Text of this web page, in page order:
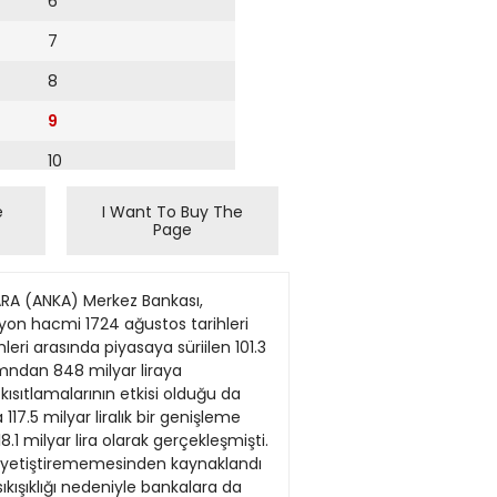
7
8
9
10
I Want To Buy The
Page
rapor, Başbakanlığa verildi. nş limanı" niteliği kazanan Hooluşturulması kararlaştınlmıştı. pa limanının da projeye dahil ANKARA (ANKA) Başbakanlıkta işçi şirketlerini kur Ancak üst düzeyde bir yetkili, edihnesini isterken, Dünya Ban"300 işçi çalıştaran bir işçi şir kası bu isteğe karşı çıkıyor. Betarma projesinden vazgeçilerek, bu proje için aynlacak finans ketine 1 mUyar liralık devlet des lirtilen beş liman için görüşmetegi sağlamaktansa, bu 1 milyar manın küçük sanayi sitelerinin lerin sürdürülmesini isteyen yaygınlaştınlmasına harcanma lirayı küçük sanayi sitelerinin Dünya Bankası 105 milyon dosını öngören bir çahşma yapılı yaygınlaştınlması ve geiiştirilme lar kredi verebileceğini belirtirsine harcanz, çok daha iyi verim yor. ken bazı teçhizatlarda kısıntıya alırız'1 dedi. Başbakanlık yetkililerinden gitti. Yetkili, işçi şirketleri için buahnan bilgiye göre, işçi şirketleTÜDEK yetkilileri ise beş güne kadar Federal Almanya'rinin kurtarılmasına gidilmesi dan 1 milyar mark tutannda tec limanın ihtiyaçlannın karşılanhalinde Hazine'ye en az 100 milması için yaklaşık 200 milyon yar lirahk bir yük getirilmiş ola hizat ithal edildiğini, bu techiza dolarhk krediye gereksinme ducak. Bu konuda hazırlanan ra tın büyük bölümünün çürüme yulduğunu belirtiyorlar. Bu araye terk edilmiş durumda olduğupor Başbakanlık Basdanışmanı da, Dünya Bankası'nın kısıntıAdnan Kahveci tarafından İsviç nu bildirdi. Şirketlerin en büyük sorunu ya gittiği bir takım teçhizatların re yolculuğu sırasında Başbakan TÜDEK'in özkaynaklanndan fınun yönetim kurullarının işin Turgut Özal'a sunuldu. başında olmaması, böylece yö nansmanı yoluyla sağlanacağı Özellikle yurt dışında çahşan netim bozukluğu doğması oldu belirtildi. özellikle lzmir limanıTürk işçilerince kurulan ve kısa ğunu söyleyen yetkÜi.i işçi şirketi nın "asıl ihtiyaç" kapsamındaca "işçi şirketi" adı verilen çok uygulamasının Yunanistan, Yu ki vinçler bu yolla karşılanacak. ortaklı şirketler, sermaye yeter goslavya ve tspanya'da da de Ekim ayında yapıl